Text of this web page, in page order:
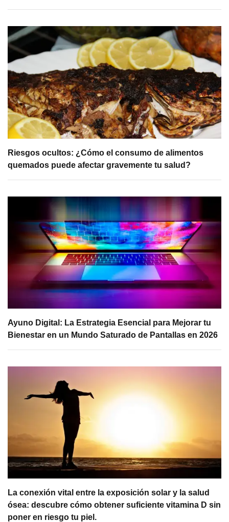
Riesgos ocultos: ¿Cómo el consumo de alimentos
quemados puede afectar gravemente tu salud?
Ayuno Digital: La Estrategia Esencial para Mejorar tu
Bienestar en un Mundo Saturado de Pantallas en 2026
La conexión vital entre la exposición solar y la salud
ósea: descubre cómo obtener suficiente vitamina D sin
poner en riesgo tu piel.